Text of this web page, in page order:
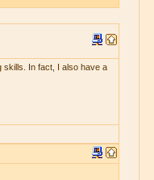
skills. In fact, I also have a